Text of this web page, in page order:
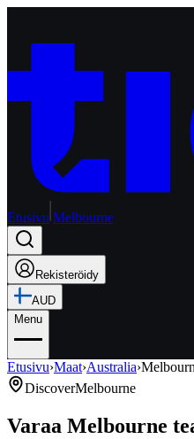
Etusivu Melbourne
Rekisteröidy
AUD
Menu
Etusivu›Maat›Australia›
DiscoverMelbourne
Varaa Melbourne